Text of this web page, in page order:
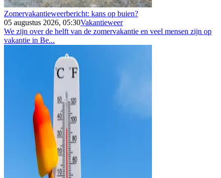
Zomervakantieweerbericht: kans op buien?
05 augustus 2026, 05:30Vakantieweer
We zijn over de helft van de zomervakantie en veel mensen zijn op
vakantie in Be...